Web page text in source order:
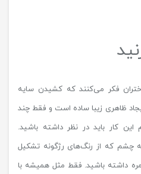
فکر می‌کنند که کشیدن سایه
ظاهری زیبا ساده است و فقط چند
این کار باید در نظر داشته باشید.
چشم که از رنگ‌های رژگونه تشکیل
داشته باشید. فقط مثل همیشه با